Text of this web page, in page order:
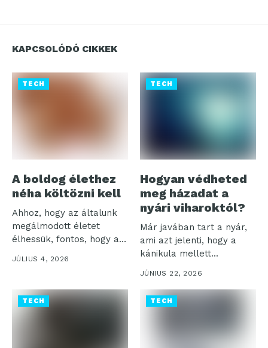
KAPCSOLÓDÓ CIKKEK
TECH
A boldog élethez
néha költözni kell
Ahhoz, hogy az általunk
megálmodott életet
élhessük, fontos, hogy a
mindennapjainkat a...
JÚLIUS 4, 2026
TECH
Hogyan védheted
meg házadat a
nyári viharoktól?
Már javában tart a nyár,
ami azt jelenti, hogy a
kánikula mellett...
JÚNIUS 22, 2026
TECH TECH